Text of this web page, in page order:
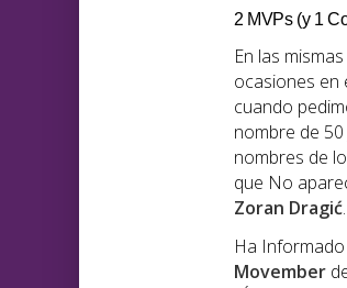
2 MVPs (y 1
En las
ocasiones en
cuando
nombre de
nombres de
que No
Zoran Dragić.
Ha
Movember